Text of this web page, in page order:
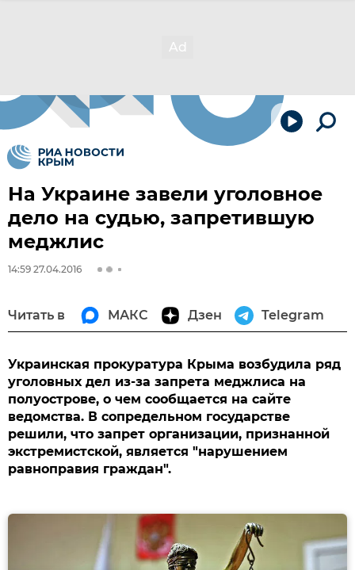
На Украине завели уголовное
дело на судью, запретившую
меджлис
14:59 27.04.2016
Читать в МАКС Дзен Telegram
Украинская прокуратура Крыма возбудила ряд
уголовных дел из-за запрета меджлиса на
полуострове, о чем сообщается на сайте
ведомства. В сопредельном государстве
решили, что запрет организации, признанной
экстремистской, является "нарушением
равноправия граждан".